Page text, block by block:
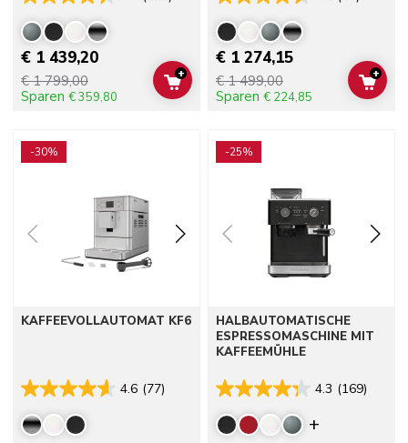
€ 1 439,20
€ 1 799,00
Sparen € 359,80
ADD TO CART
+
€ 1 274,15
€ 1 499,00
Sparen € 224,85
ADD
+
-30%
KAFFEEVOLLAUTOMAT KF6
4.6 (77)
-25%
HALBAUTOMATISCHE
ESPRESSOMASCHINE MIT
KAFFEEMÜHLE
4.3 (169)
Display